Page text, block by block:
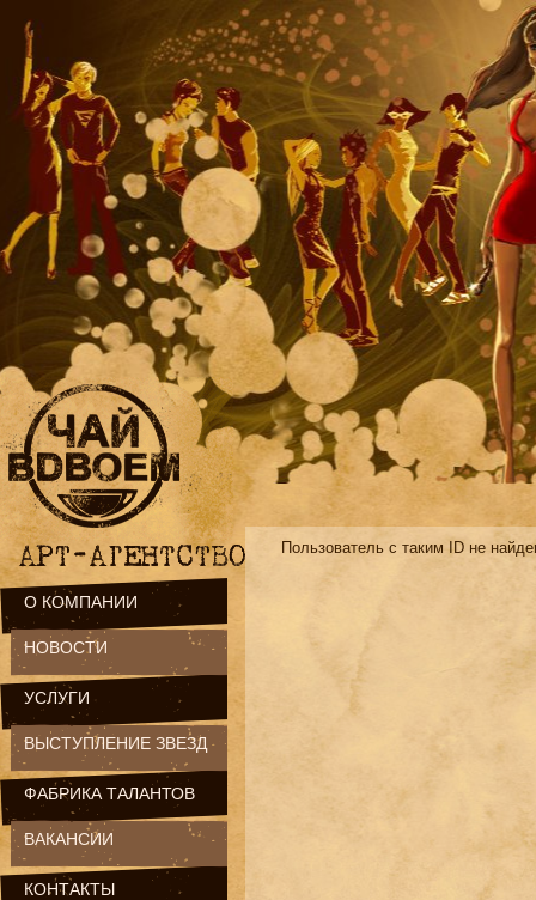
Пользователь с таким ID не
О КОМПАНИИ
НОВОСТИ
УСЛУГИ
ВЫСТУПЛЕНИЕ ЗВЕЗД
ФАБРИКА ТАЛАНТОВ
ВАКАНСИИ
КОНТАКТЫ